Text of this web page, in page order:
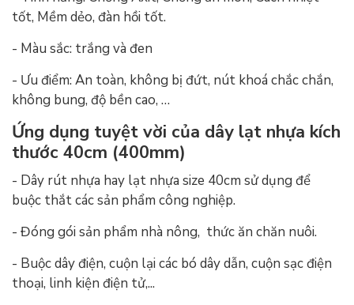
tốt, Mềm dẻo, đàn hồi tốt.
- Màu sắc: trắng và đen
- Ưu điểm: An toàn, không bị đứt, nút khoá chắc chắn,
không bung, độ bền cao, …
Ứng dụng tuyệt vời của dây lạt nhựa kích
thước 40cm (400mm)
- Dây rút nhựa hay lạt nhựa size 40cm sử dụng để
buộc thắt các sản phẩm công nghiệp.
- Đóng gói sản phẩm nhà nông, thức ăn chăn nuôi.
- Buộc dây điện, cuộn lại các bó dây dẫn, cuộn sạc điện
thoại, linh kiện điện tử,...